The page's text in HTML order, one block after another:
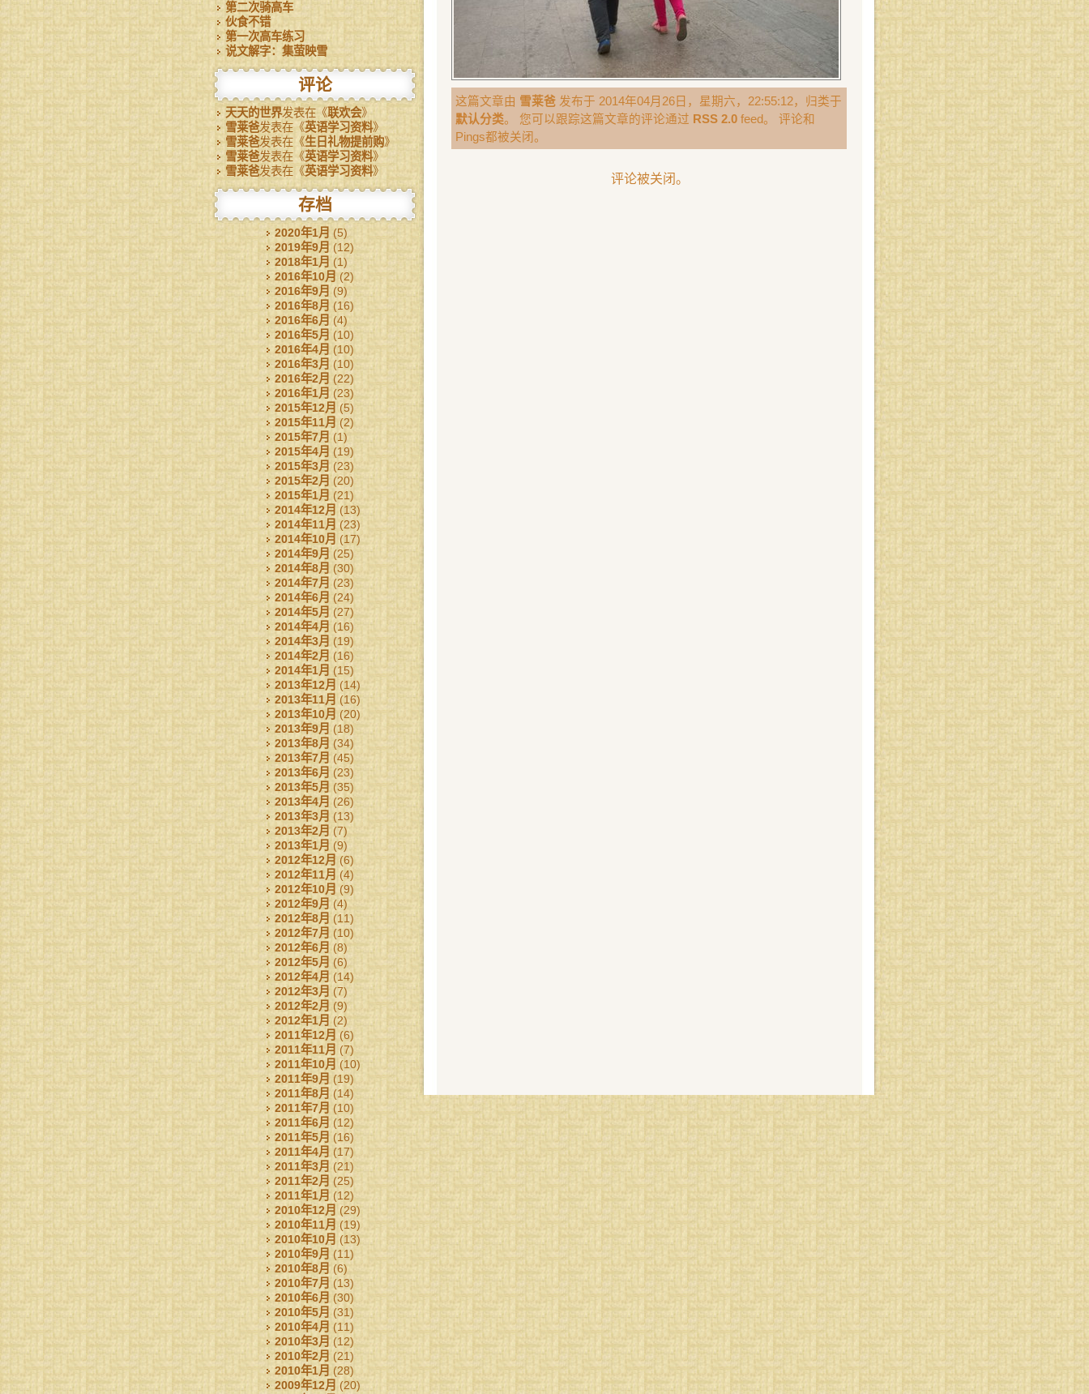
第二次骑高车
伙食不错
第一次高车练习
说文解字：集萤映雪
评论
天天的世界发表在《联欢会》
雪莱爸发表在《英语学习资料》
雪莱爸发表在《生日礼物提前购》
雪莱爸发表在《英语学习资料》
雪莱爸发表在《英语学习资料》
存档
2020年1月 (5)
2019年9月(12)
2018年1月 (1)
2016年10月 (2)
2016年9月 (9)
2016年8月 (16)
2016年6月(4)
2016年5月 (10)
2016年4月 (10)
2016年3月 (10)
2016年2月 (22)
2016年1月(23)
2015年12月 (5)
2015年11月 (2)
2015年7月 (1)
2015年4月 (19)
2015年3月(23)
2015年2月 (20)
2015年1月 (21)
2014年12月 (13)
2014年11月 (23)
2014年10月 (17)
2014年9月 (25)
2014年8月 (30)
2014年7月 (23)
2014年6月 (24)
2014年5月(27)
2014年4月 (16)
2014年3月 (19)
2014年2月 (16)
2014年1月 (15)
2013年12月 (14)
2013年11月 (16)
2013年10月 (20)
2013年9月 (18)
2013年8月 (34)
2013年7月(45)
2013年6月 (23)
2013年5月 (35)
2013年4月 (26)
2013年3月 (13)
2013年2月(7)
2013年1月 (9)
2012年12月 (6)
2012年11月 (4)
2012年10月 (9)
2012年9月(4)
2012年8月 (11)
2012年7月 (10)
2012年6月 (8)
2012年5月 (6)
2012年4月(14)
2012年3月 (7)
2012年2月 (9)
2012年1月 (2)
2011年12月 (6)
2011年11月 (7)
2011年10月 (10)
2011年9月 (19)
2011年8月 (14)
2011年7月 (10)
2011年6月(12)
2011年5月 (16)
2011年4月 (17)
2011年3月 (21)
2011年2月 (25)
2011年1月(12)
2010年12月 (29)
2010年11月 (19)
2010年10月 (13)
2010年9月 (11)
2010年8月(6)
2010年7月 (13)
2010年6月 (30)
2010年5月 (31)
2010年4月 (11)
2010年3月(12)
2010年2月 (21)
2010年1月 (28)
2009年12月 (20)
这篇文章由 雪莱爸 发布于 2014年04月26日，星期六，22:55:12，归类于
默认分类。 您可以跟踪这篇文章的评论通过 RSS 2.0 feed。 评论和
Pings都被关闭。
评论被关闭。